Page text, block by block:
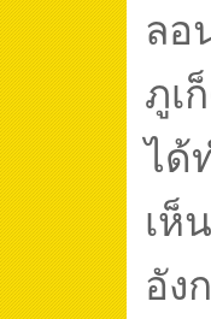
ลอ
ภูเ
ได้
เห็
อัง